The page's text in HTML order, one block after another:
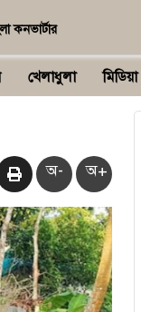
কনভার্টার
খেলাধুলা মিডিয়া
অ- অ+